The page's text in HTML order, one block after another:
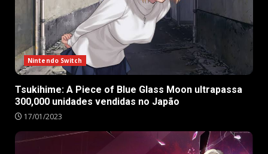
Nintendo Switch
Tsukihime: A Piece of Blue Glass Moon ultrapassa
300,000 unidades vendidas no Japão
17/01/2023